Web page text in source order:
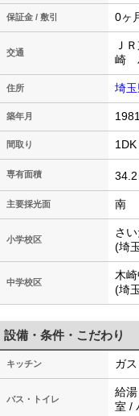
保証金 / 敷引 0ヶ
交通
Ｊ
崎
住所 埼
築年月
間取り
専有面積 34.2
主要採光面 南
小学校区
さ
(埼
中学校区
木
(埼
設備・条件・こだわり
キッチン ガ
バス・トイレ
給
室 /